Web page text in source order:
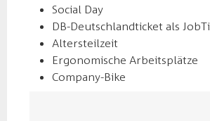
Social Day
DB-Deutschlandticket als
Altersteilzeit
Ergonomische Arbeitsplätze
Company-Bike